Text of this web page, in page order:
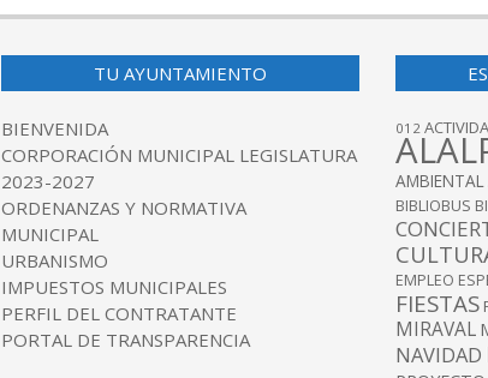
TU AYUNTAMIENTO
BIENVENIDA
CORPORACIÓN MUNICIPAL LEGISLATURA
2023-2027
ORDENANZAS Y NORMATIVA
MUNICIPAL
URBANISMO
IMPUESTOS MUNICIPALES
PERFIL DEL CONTRATANTE
PORTAL DE TRANSPARENCIA
012
AMBIENTAL
BIBLIOBUS
EMPLEO
FIESTAS
MIRAVAL
NAVIDAD